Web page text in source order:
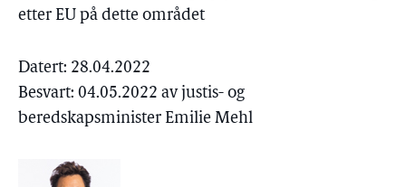
etter EU på dette området
Datert: 28.04.2022
Besvart: 04.05.2022 av justis- og
beredskapsminister Emilie Mehl